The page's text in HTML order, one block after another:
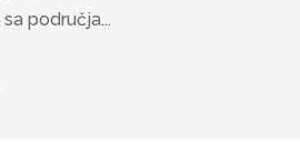
područja...